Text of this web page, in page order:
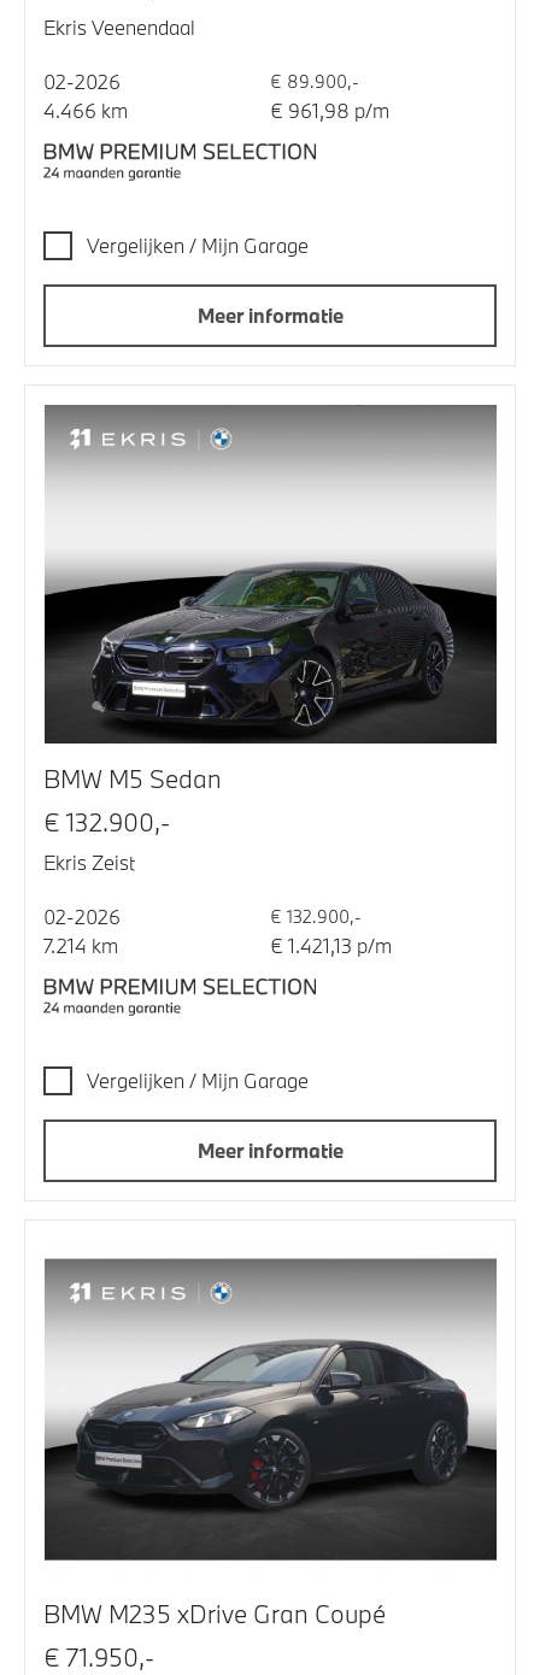
Ekris Veenendaal
02-2026 € 89.900,-
4.466 km € 961,98 p/m
Vergelijken / Mijn Garage
Meer informatie
BMW M5 Sedan
€ 132.900,-
Ekris Zeist
02-2026 € 132.900,-
7.214 km € 1.421,13 p/m
Vergelijken / Mijn Garage
Meer informatie
BMW M235 xDrive Gran Coupé
€ 71.950,-